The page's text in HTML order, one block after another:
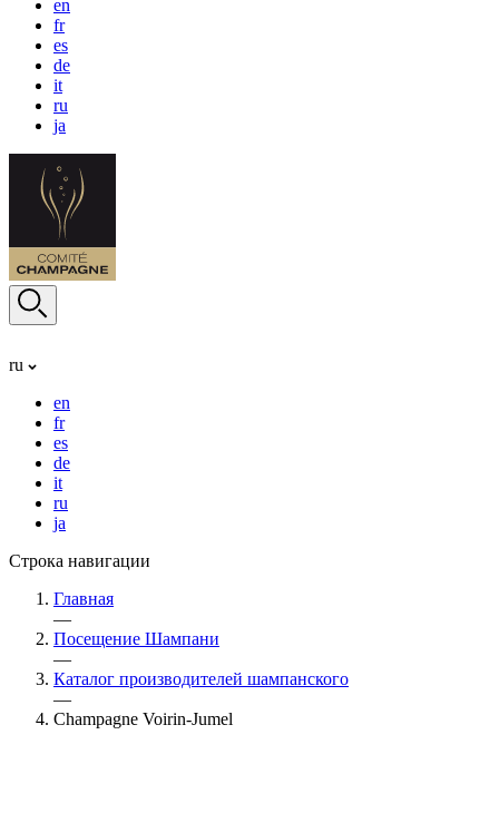
en
fr
es
de
it
ru
ja
ru
en
fr
es
de
it
ru
ja
Строка навигации
Главная
—
Посещение Шампани
—
Каталог производителей шампанского
—
Champagne Voirin-Jumel